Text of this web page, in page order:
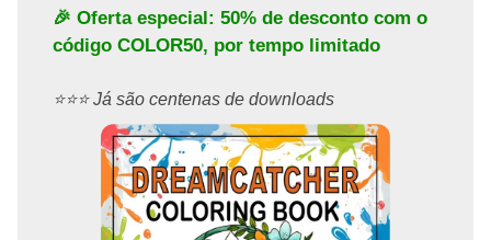
🎉 Oferta especial: 50% de desconto com o
código COLOR50, por tempo limitado
⭐️⭐️⭐️ Já são centenas de downloads